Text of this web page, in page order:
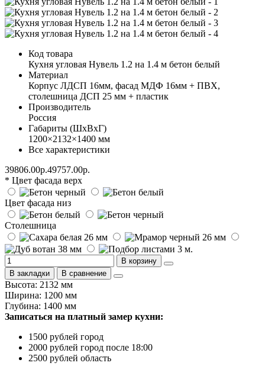
Код товара
Кухня угловая Нувель 1.2 на 1.4 м бетон белый
Материал
Корпус ЛДСП 16мм, фасад МДФ 16мм + ПВХ,
столешница ДСП 25 мм + пластик
Производитель
Россия
Габариты (ШхВхГ)
1200×2132×1400 мм
Все характеристики
39806.00р.49757.00р.
* Цвет фасада верх
Цвет фасада низ
Столешница
В корзину
В закладки
В сравнение
Высота: 2132 мм
Ширина: 1200 мм
Глубина: 1400 мм
Записаться на платный замер кухни:
1500 рублей город
2000 рублей город после 18:00
2500 рублей область